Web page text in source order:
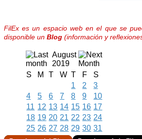
FilEx es un espacio web en el que se
disponible un Blog (información y
August
2019
S
M T W T F
S
1
2
3
4
5 6 7 8 9
10
11 12 13 14 15 16 17
18 19 20 21 22 23 24
25 26 27 28 29 30 31